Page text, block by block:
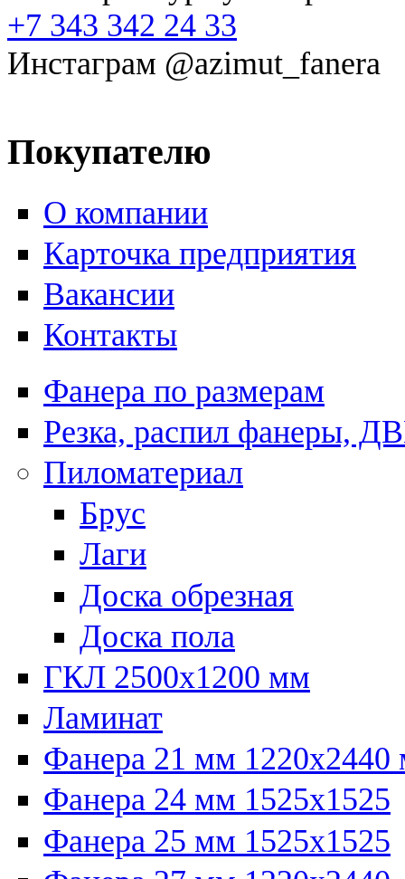
+7 343 342 24 33
Инстаграм @azimut_fanera
Покупателю
О компании
Карточка предприятия
Вакансии
Контакты
Фанера по размерам
Резка, распил фанеры,
Пиломатериал
Брус
Лаги
Доска обрезная
Доска пола
ГКЛ 2500х1200 мм
Ламинат
Фанера 21 мм 1220х2440
Фанера 24 мм 1525х1525
Фанера 25 мм 1525х1525